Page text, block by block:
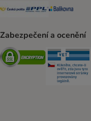
Česká pošta
PPL
Zabezpečení a ocenění
Security